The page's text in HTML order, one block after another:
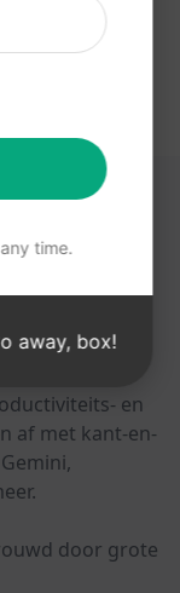
ZIJN
en een
Rond
en
af met kant-en-
door grote
time.
away, box!